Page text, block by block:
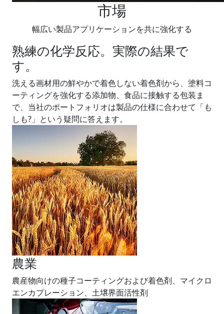
市場
幅広い製品アプリケーションを共に強化する
熟練の化学反応。実際の結果で
す。
洗える画材用の鮮やかで着色しない着色剤から、塗料コ
ーティングを強化する添加物、食品に接触する包装ま
で、当社のポートフォリオは製品の仕様に合わせて「も
しも?」という疑問に答えます。
農業
農産物向けの種子コーティングおよび着色剤、マイクロ
エンカプレーション、土壌界面活性剤